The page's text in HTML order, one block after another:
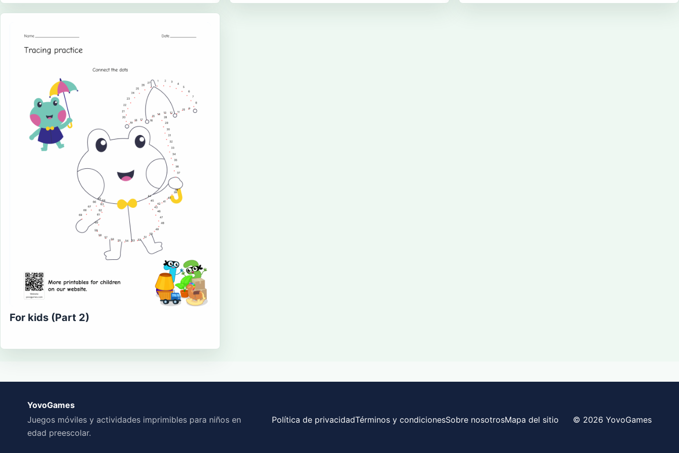
For kids (Part 2)
YovoGames
Juegos móviles y actividades imprimibles para niños en
edad preescolar.
Política de privacidadTérminos y condicionesSobre nosotrosMapa del sitio © 2026 YovoGames